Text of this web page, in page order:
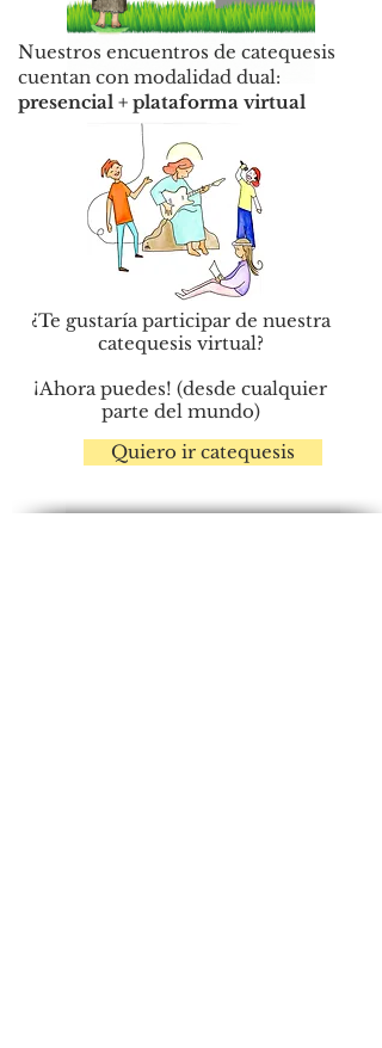
Nuestros encuentros de catequesis
cuentan con modalidad dual:
presencial + plataforma virtual
¿Te gustaría participar de nuestra
catequesis virtual?
¡Ahora puedes! (desde cualquier
parte del mundo)
Quiero ir catequesis